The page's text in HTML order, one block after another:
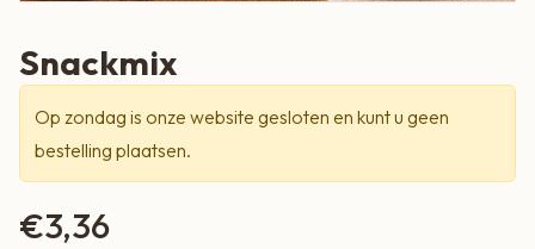
Snackmix
Op zondag is onze website gesloten en kunt u geen
bestelling plaatsen.
€3,36